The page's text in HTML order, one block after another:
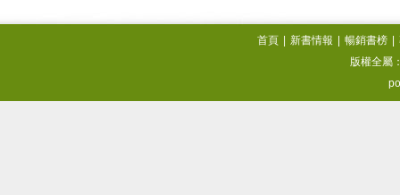
首頁 新書情報 暢銷書榜
版權全屬